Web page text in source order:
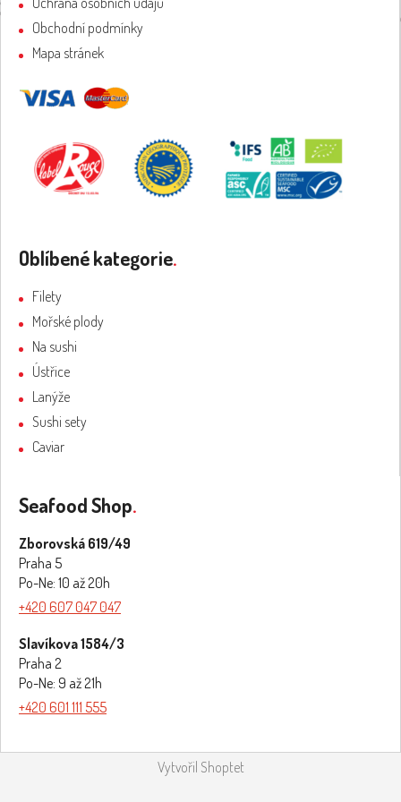
Obchodní podmínky
Mapa stránek
Oblíbené kategorie.
Filety
Mořské plody
Na sushi
Ústřice
Lanýže
Sushi sety
Caviar
Seafood Shop.
Zborovská 619/49
Praha 5
Po-Ne: 10 až 20h
+420 607 047 047
Slavíkova 1584/3
Praha 2
Po-Ne: 9 až 21h
+420 601 111 555
Vytvořil Shoptet